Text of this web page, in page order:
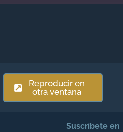
Reproducir en
otra ventana
Suscríbete en